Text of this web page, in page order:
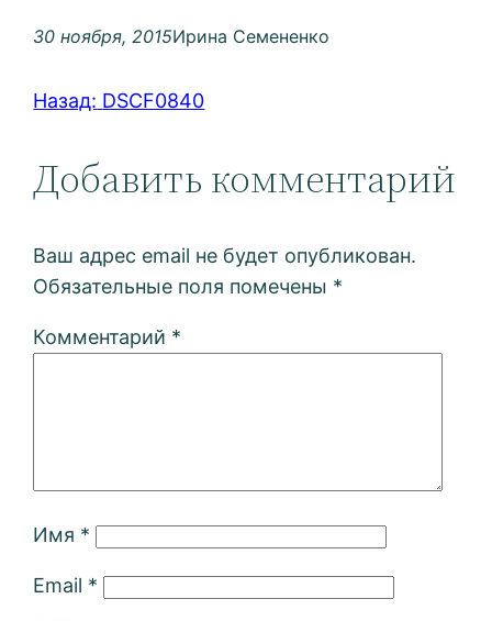
30 ноября, 2015Ирина Семененко
Назад: DSCF0840
Добавить комментарий
Ваш адрес email не будет опубликован.
Обязательные поля помечены *
Комментарий *
Имя *
Email *